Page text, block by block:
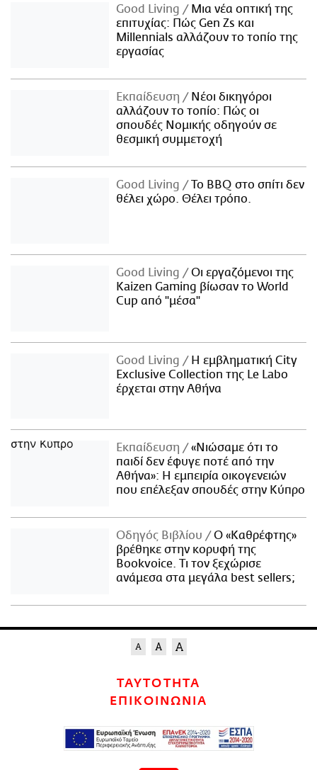
Good Living
Μια νέα οπτική της
επιτυχίας: Πώς Gen Zs και
Millennials αλλάζουν το τοπίο της
εργασίας
Εκπαίδευση
Νέοι δικηγόροι
αλλάζουν το τοπίο: Πώς οι
σπουδές Νομικής οδηγούν σε
θεσμική συμμετοχή
Good Living
Το BBQ στο σπίτι δεν
θέλει χώρο. Θέλει τρόπο.
Good Living
Οι εργαζόμενοι της
Kaizen Gaming βίωσαν το World
Cup από "μέσα"
Good Living
Η εμβληματική City
Exclusive Collection της Le Labo
έρχεται στην Αθήνα
Εκπαίδευση
«Νιώσαμε ότι το
παιδί δεν έφυγε ποτέ από την
Αθήνα»: Η εμπειρία οικογενειών
που επέλεξαν σπουδές στην Κύπρο
Οδηγός Βιβλίου
Ο «Καθρέφτης»
βρέθηκε στην κορυφή της
Bookvoice. Τι τον ξεχώρισε
ανάμεσα στα μεγάλα best sellers;
ΤΑΥΤΟΤΗΤΑ
ΕΠΙΚΟΙΝΩΝΙΑ